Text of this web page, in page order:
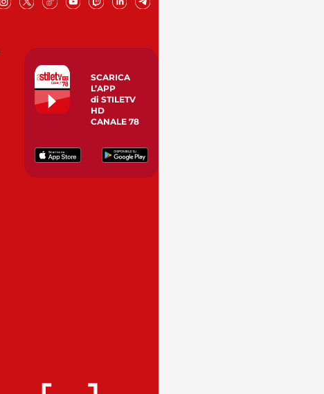
SCARICA
L’APP
di STILETV
HD
CANALE 78